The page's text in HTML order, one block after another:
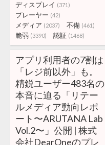
ディスプレイ (371)
プレーヤー (42)
メディア (2037) 不備 (461)
脆弱 (3390) 認証 (1468)
アプリ利用者の7割は
「レジ前以外」も。
精鋭ユーザー483名の
本音に迫る「リテー
ルメディア動向レポ
ート〜ARUTANA Lab
Vol.2〜」公開 | 株式
会社DearOneのプレ